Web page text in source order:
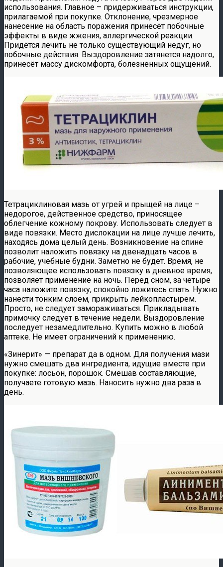
использования. Главное – придерживаться инструкции,
прилагаемой при покупке. Отклонение, чрезмерное
нанесение на область поражения принесёт побочные
эффекты в виде жжения, аллергической реакции.
Придётся лечить не только существующий недуг, но
побочные действия. Выздоровление затянется надолго,
принесёт массу дискомфорта, болезненных ощущений.
Тетрациклиновая мазь от угрей и прыщей на лице –
недорогое, действенное средство, приносящее
облегчение кожному покрову. Использовать следует в
виде повязки. Место дислокации на лице лучше лечить,
находясь дома целый день. Возникновение на спине
позволит наложить повязку на двенадцать часов в
рабочие, учебные будни. Заметно не будет. Время, не
позволяющее использовать повязку в дневное время,
позволяет применение на ночь. Перед сном, за четыре
часа наложите повязку, спокойно ложитесь спать. Нужно
нанести тонким слоем, прикрыть лейкопластырем.
Просто, не следует замораживаться. Прикладывать
примочку следует в течение недели. Выздоровление
последует незамедлительно. Купить можно в любой
аптеке. Не имеет ограничений к применению.
«Зинерит» — препарат да в одном. Для получения мази
нужно смешать два ингредиента, идущие вместе при
покупке: лосьон, порошок. Смешав составляющие,
получаете готовую мазь. Наносить нужно два раза в
день.